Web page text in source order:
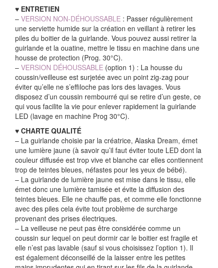
♥ ENTRETIEN
– VERSION NON-DÉHOUSSABLE : Passer régulièrement
une serviette humide sur la création en veillant à retirer les
piles du boitier de la guirlande. Vous pouvez aussi retirer la
guirlande et la ouatine, mettre le tissu en machine dans une
housse de protection (Prog. 30°C).
– VERSION DÉHOUSSABLE (option 1) : La housse du
coussin/veilleuse est surjetée avec un point zig-zag pour
éviter qu’elle ne s’effiloche pas lors des lavages. Vous
disposez d’un coussin rembourré qui se retire d’un geste, ce
qui vous facilite la vie pour enlever rapidement la guirlande
LED (lavage en machine Prog 30°C).
♥ CHARTE QUALITÉ
– La guirlande choisie par la créatrice, Alaska Dream, émet
une lumière jaune (à savoir qu’il faut éviter toute LED dont la
couleur diffusée est trop vive et blanche car elles contiennent
trop de teintes bleues, néfastes pour les yeux de bébé).
– La guirlande de lumière jaune est mise dans le tissu, elle
émet donc une lumière tamisée et évite la diffusion des
teintes bleues. Elle ne chauffe pas, et comme elle fonctionne
avec des piles cela évite tout problème de surcharge
provenant des prises électriques.
– La veilleuse ne peut pas être considérée comme un
coussin sur lequel on peut dormir car le boitier est fragile et
elle n’est pas lavable (sauf si vous choisissez l’option 1). Il
est également déconseillé de la laisser entre les petites